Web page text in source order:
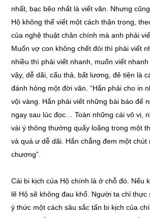
nhất, bạc bẽo nhất là viết văn. Nhưng
Hộ không thể viết một cách thận trọng,
của nghệ thuật chân chính mà anh phải
Muốn vợ con không chết đói thì phải viết
nhiều thì phải viết nhanh, muốn viết
vậy, dễ dãi, cẩu thả, bất lương, đê tiện là
đánh hỏng một đời văn. “Hắn phải cho in
vội vàng. Hắn phải viết những bài báo để
ngay sau lúc đọc… Toàn những cái vô vị,
vài ý thông thường quấy loãng trong một
và quá ư dễ dãi. Hắn chẳng đem một chút
chương”.
Cái bi kịch của Hộ chính là ở chỗ đó. Nếu
lẽ Hộ sẽ không đau khổ. Người ta chỉ thực
ý thức một cách sâu sắc tấn bi kịch của